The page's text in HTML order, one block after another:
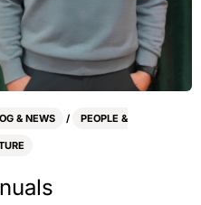
& NEWS / PEOPLE &